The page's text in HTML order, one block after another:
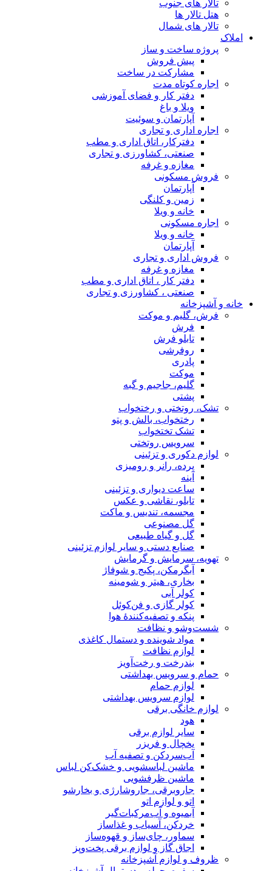
تالار های جنوب
هتل تالار ها
تالار های شمال
املاک
پروژه ساخت و ساز
پیش فروش
مشارکت در ساخت
اجاره کوتاه مدت
دفتر کار و فضای آموزشی
ویلا و باغ
آپارتمان و سوئیت
اجاره اداری و تجاری
دفترکار، اتاق اداری و مطب
صنعتی، کشاورزی و تجاری
مغازه و غرفه
فروش مسکونی
آپارتمان
زمین و کلنگی
خانه و ویلا
اجاره مسکونی
خانه و ویلا
آپارتمان
فروش اداری و تجاری
مغازه و غرفه
دفتر کار ، اتاق اداری و مطب
صنعتی ، کشاورزی و تجاری
خانه و آشپزخانه
فرش، گلیم و موکت
فرش
تابلو فرش
روفرشی
پادری
موکت
گلیم، جاجیم و گبه
پشتی
تشک، روتختی و رختخواب
رختخواب، بالش و پتو
تشک تختخواب
سرویس روتختی
لوازم دکوری و تزئینی
پرده، رانر و رومیزی
آینه
ساعت دیواری و تزئینی
تابلو، نقاشی و عکس
مجسمه، تندیس و ماکت
گل مصنوعی
گل و گیاه طبیعی
صنایع دستی و سایر لوازم تزئینی
تهویه، سرمایش و گرمایش
آبگرمکن، پکیج و شوفاژ
بخاری، هیتر و شومینه
کولر آبی
کولر گازی و فن‌کوئل
پنکه و تصفیه‌کنندهٔ هوا
شست‌وشو و نظافت
مواد شوینده و دستمال کاغذی
لوازم نظافت
بندرخت و رخت‌آویز
حمام و سرویس بهداشتی
لوازم حمام
لوازم سرویس بهداشتی
لوازم خانگی برقی
هود
سایر لوازم برقی
یخچال و فریزر
آب‌سردکن و تصفیه آب
ماشین لباسشویی و خشک‌کن لباس
ماشین ظرفشویی
جاروبرقی، جاروشارژی و بخارشو
اتو و لوازم اتو
آبمیوه و آب‌مرکبات‌گیر
خردکن، آسیاب و غذاساز
سماور، چای‌ساز و قهوه‌ساز
اجاق گاز و لوازم برقی پخت‌وپز
ظروف و لوازم آشپزخانه